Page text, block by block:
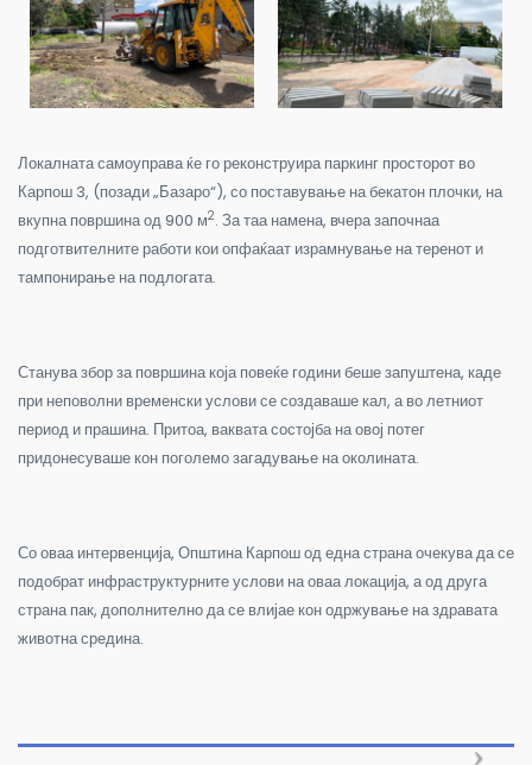
Локалната самоуправа ќе го реконструира паркинг просторот во
Карпош 3, (позади „Базаро“), со поставување на бекатон плочки, на
вкупна површина од 900 м2. За таа намена, вчера започнаа
подготвителните работи кои опфаќаат израмнување на теренот и
тампонирање на подлогата.
Станува збор за површина која повеќе години беше запуштена, каде
при неповолни временски услови се создаваше кал, а во летниот
период и прашина. Притоа, ваквата состојба на овој потег
придонесуваше кон поголемо загадување на околината.
Со оваа интервенција, Општина Карпош од една страна очекува да се
подобрат инфраструктурните услови на оваа локација, а од друга
страна пак, дополнително да се влијае кон одржување на здравата
животна средина.